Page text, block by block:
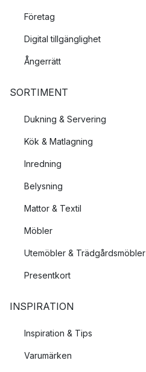
Företag
Digital tillgänglighet
Ångerrätt
SORTIMENT
Dukning & Servering
Kök & Matlagning
Inredning
Belysning
Mattor & Textil
Möbler
Utemöbler & Trädgårdsmöbler
Presentkort
INSPIRATION
Inspiration & Tips
Varumärken